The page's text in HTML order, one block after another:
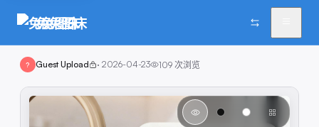
兔兔图床
? Guest Upload · 2026-04-23 109 次浏览